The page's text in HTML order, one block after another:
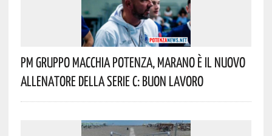
Pm Gruppo Macchia Potenza, Marano È Il Nuovo
Allenatore Della Serie C: Buon Lavoro